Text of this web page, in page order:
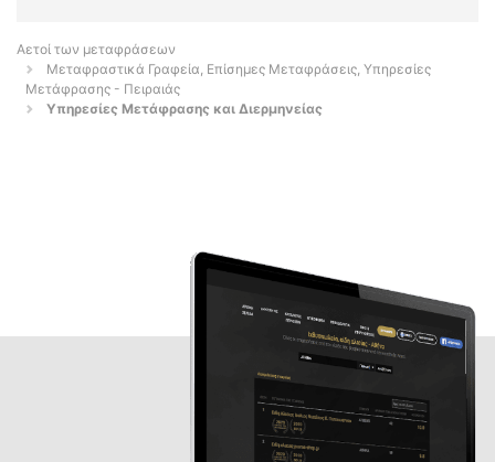
Αετοί των μεταφράσεων
Μεταφραστικά Γραφεία, Επίσημες Μεταφράσεις, Υπηρεσίες
Μετάφρασης - Πειραιάς
Υπηρεσίες Μετάφρασης και Διερμηνείας